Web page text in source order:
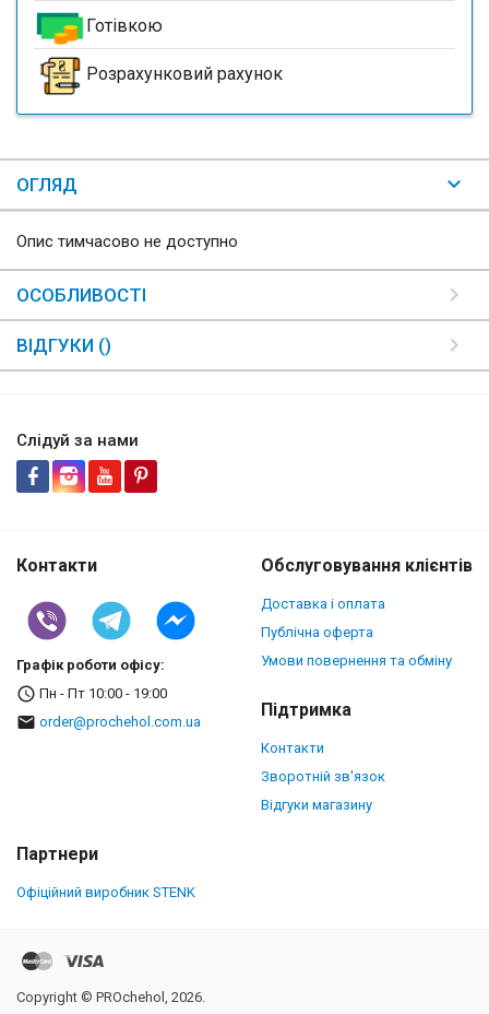
Готівкою
Розрахунковий рахунок
ОГЛЯД
Опис тимчасово не доступно
ОСОБЛИВОСТІ
ВІДГУКИ ()
Слідуй за нами
Контакти
Графік роботи офісу:
Пн - Пт 10:00 - 19:00
order@prochehol.com.ua
Обслуговування клієнтів
Доставка і оплата
Публічна оферта
Умови повернення та обміну
Підтримка
Контакти
Зворотній зв'язок
Відгуки магазину
Партнери
Офіційний виробник STENK
Copyright © PROchehol, 2026.